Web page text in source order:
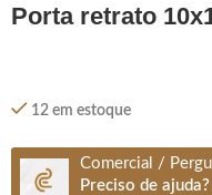
porta retrato
12 em estoque
Comercial /
Preciso de